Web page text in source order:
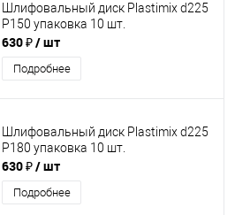
Шлифовальный диск Plastimix d225
P150 упаковка 10 шт.
630 ₽/ шт
Подробнее
Шлифовальный диск Plastimix d225
P180 упаковка 10 шт.
630 ₽/ шт
Подробнее